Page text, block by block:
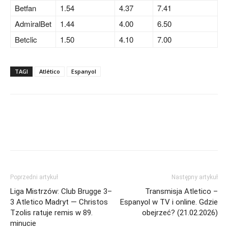
Betfan 1.54 4.37
7.41
AdmiralBet
1.44 4.00
6.50
Betclic
1.50 4.10 7.00
TAGI Atlético Espanyol
Poprzedni artykuł
Liga Mistrzów: Club Brugge 3–
3 Atletico Madryt — Christos
Tzolis ratuje remis w 89.
minucie
Następny artykuł
Transmisja Atletico –
Espanyol w TV i online. Gdzie
obejrzeć? (21.02.2026)